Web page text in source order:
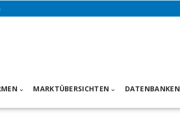
MARKTÜBERSICHTEN DATENBANKEN